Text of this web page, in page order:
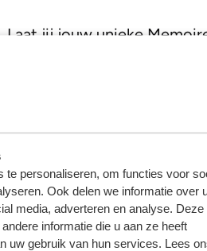
personaliseren, om functies voor
Ook delen we informatie over
media, adverteren en analyse. Deze
informatie die u aan ze heeft
uw gebruik van hun services. Lees
jij jouw unieke